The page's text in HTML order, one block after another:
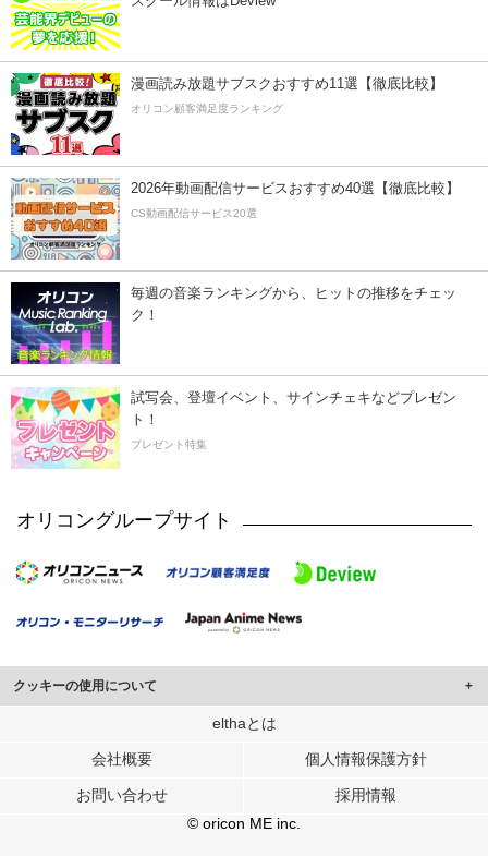
漫画読み放題サブスクおすすめ11選【徹底比較】
オリコン顧客満足度ランキング
2026年動画配信サービスおすすめ40選【徹底比較】
CS動画配信サービス20選
毎週の音楽ランキングから、ヒットの推移をチェッ
ク！
試写会、登壇イベント、サインチェキなどプレゼン
ト！
プレゼント特集
オリコングループサイト
クッキーの使用について
このサイトでは Cookie を使用して、ユーザーに合わせたコンテンツや広告の
行っています。
メディアや広告配信、データ解析の各パートナーに提供しています。
各パートナーは、この情報とユーザーが各パートナーに提供した他の情報や、
ユーザーが各パートナーのサービスを使用したときに収集した他の情報を組み
elthaとは
会社概要 個人情報保護方針
お問い合わせ
採用情報
© oricon ME inc.